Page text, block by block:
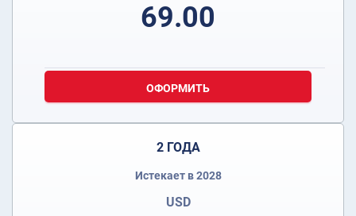
69.00
ОФОРМИТЬ
2 ГОДА
Истекает в 2028
USD